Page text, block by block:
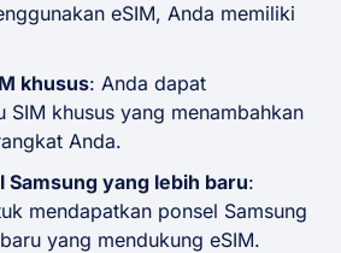
eSIM, Anda memiliki
khusus: Anda dapat
SIM khusus yang menambahkan
Anda.
Samsung yang lebih baru:
mendapatkan ponsel Samsung
yang mendukung eSIM.